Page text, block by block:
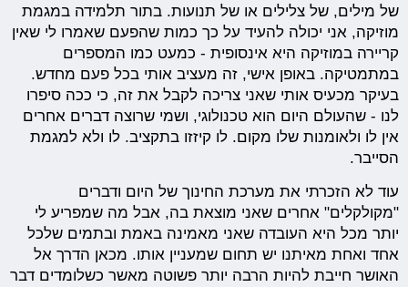
של מילים, של צלילים או של תנועות. בתור תלמידה במגמת
מוזיקה, אני יכולה להעיד על כך כמות שהפעם שאמרו לי שאין
קריירה במוזיקה היא אינסופית - כמעט כמו המספרים
במתמטיקה. באופן אישי, זה מעציב אותי בכל פעם מחדש.
בעיקר מכעיס אותי שאני צריכה לקבל את זה, כי ככה סיפרו
לנו - שהעולם היום הוא טכנולוגי, ושמי שרוצה דברים אחרים
אין לו ולאומנות שלו מקום. לו קיזזו בתקציב. לו ולא למגמת
הסייבר.
עוד לא הזכרתי את מערכת החינוך של היום ודברים
"מקולקלים" אחרים שאני מוצאת בה, אבל מה שמפריע לי
יותר מכל היא העובדה שאני מאמינה באמת ובתמים שלכל
אחד ואחת מאיתנו יש תחום שמעניין אותו. מכאן הדרך אל
האושר חייבת להיות הרבה יותר פשוטה מאשר כשלומדים דבר